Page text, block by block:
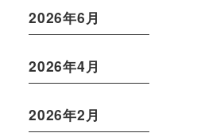
2026年6月
2026年4月
2026年2月